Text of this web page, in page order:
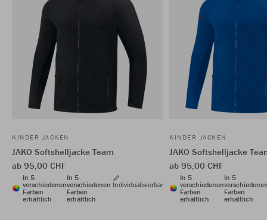
KINDER JACKEN
JAKO Softshelljacke Team
ab 95,00 CHF
In 5
verschiedenen
Farben
erhältlich
In 5
verschiedenen
Farben
erhältlich
Individualisierbar
KINDER JACKEN
JAKO Softshelljacke
ab 95,00 CHF
In 5
verschiedenen
Farben
erhältlich
In 5
Farben
erhältlich